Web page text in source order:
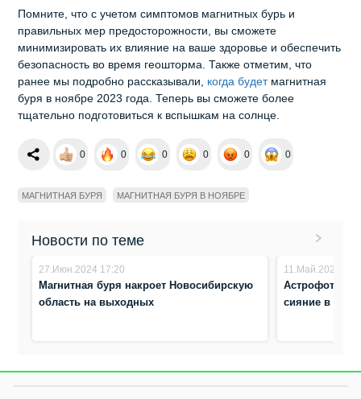
Помните, что с учетом симптомов магнитных бурь и
правильных мер предосторожности, вы сможете
минимизировать их влияние на ваше здоровье и обеспечить
безопасность во время геошторма. Также отметим, что
ранее мы подробно рассказывали, когда будетмагнитная
буря в ноябре 2023 года. Теперь вы сможете более
тщательно подготовиться к вспышкам на солнце.
0 0 0 0 0 0
МАГНИТНАЯ БУРЯ МАГНИТНАЯ БУРЯ В НОЯБРЕ
Новости по теме
27.Июн.2024 17:20
Магнитная буря накроет Новосибирскую
область на выходных
11.Май.2024
сияние в